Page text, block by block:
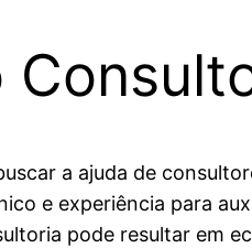
a ajuda de
e experiência para
pode resultar em